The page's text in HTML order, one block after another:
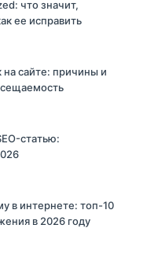
что значит,
ее исправить
сайте: причины и
статью:
в интернете: топ-10
в 2026 году